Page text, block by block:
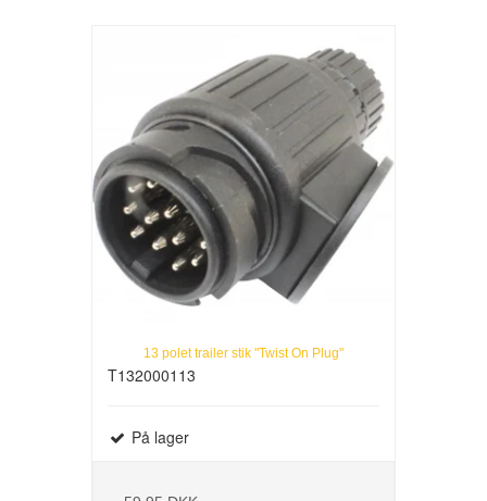
13 polet trailer stik "Twist On Plug"
T132000113
På lager